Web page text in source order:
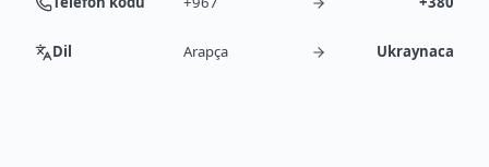
Dil Arapça Ukraynaca